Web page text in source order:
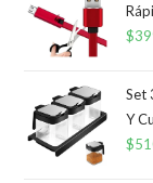
$
Set
Y
$